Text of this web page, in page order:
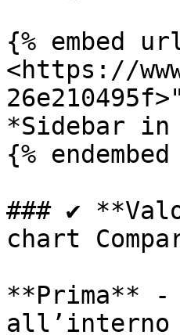
{% embed
<https://
*Sidebar
{% endembed
### ✔️
chart
**Prima** -
all’interno